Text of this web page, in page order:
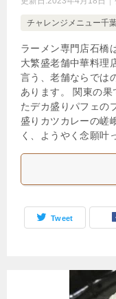
チャレンジメニュー千
ラーメン専門店石橋
大繁盛老舗中華料理
言う、老舗ならでは
あります。 関東の
たデカ盛りパフェの
盛りカツカレーの嵯
く、ようやく念願叶
Tweet